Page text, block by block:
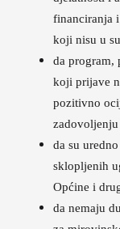
financiranja
koji nisu u
da program,
koji prijave
pozitivno
da su
sklopljenih
Općine i
da nemaju